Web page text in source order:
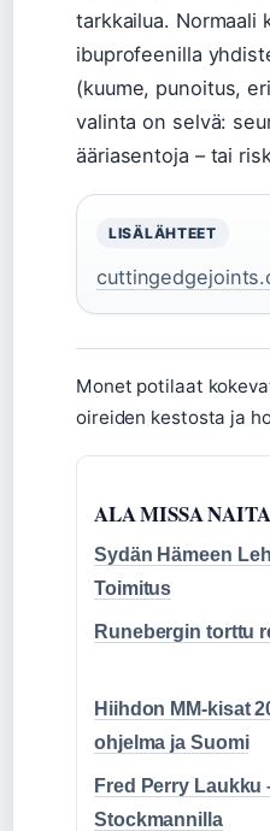
tarkkailua. Normaali
ibuprofeenilla
(kuume, punoitus,
valinta on selvä:
ääriasentoja – tai
LISÄLÄHTEET
Monet potilaat
oireiden kestosta ja
ALA MISSA NAITA
Sydän Hämeen
Toimitus
Runebergin torttu
Hiihdon MM-kisat
ohjelma ja Suomi
Fred Perry Laukku
Stockmannilla